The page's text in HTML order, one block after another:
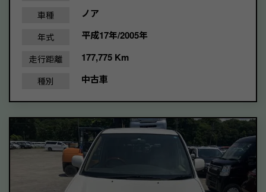
車種 ノア
年式 平成17年/2005年
走行距離 177,775 Km
種別 中古車